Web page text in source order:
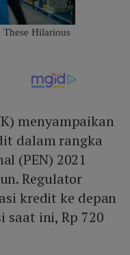
menyampaikan
dalam rangka
(PEN) 2021
Regulator
kredit ke depan
saat ini, Rp 720